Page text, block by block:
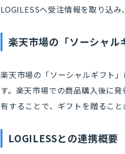
LOGILESSへ受注情報を取り込
楽天市場の「ソーシャル
楽天市場の「ソーシャルギフト
す。楽天市場での商品購入後に
有することで、ギフトを贈ること
LOGILESSとの連携概要